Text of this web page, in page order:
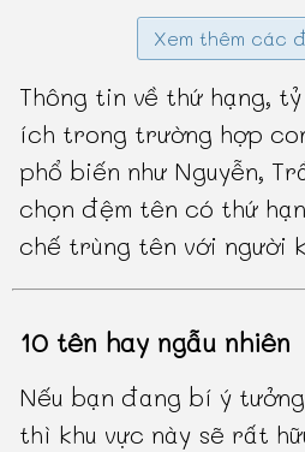
Xem thêm các
Thông tin về thứ hạng,
ích trong trường hợp
phổ biến như Nguyễn,
chọn đệm tên có thứ
chế trùng tên với người
10 tên hay ngẫu nhiên
Nếu bạn đang bí ý
thì khu vực này sẽ rất